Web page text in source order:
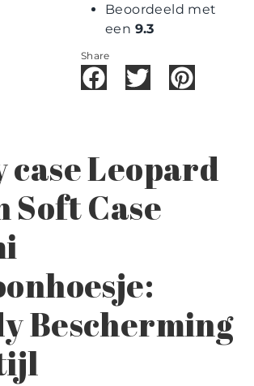
Beoordeeld met
een 9.3
Share
case Leopard
Soft Case
Bescherming